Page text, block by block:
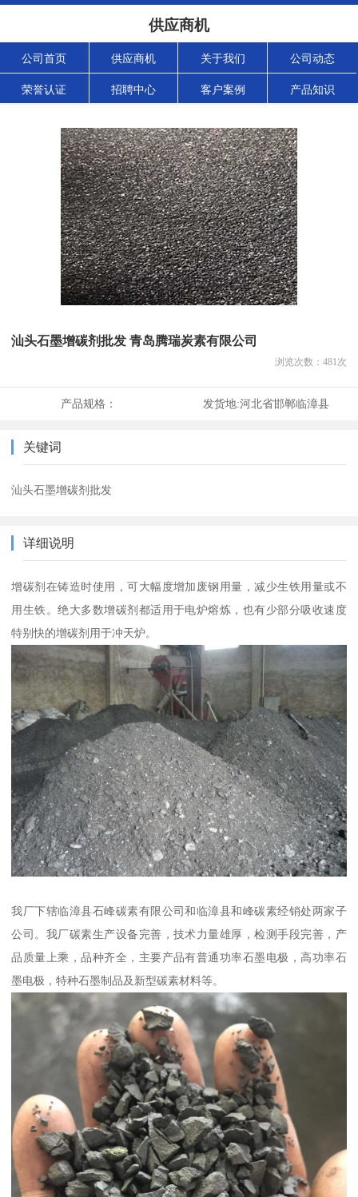
供应商机
公司首页 供应商机 关于我们 公司动态
荣誉认证 招聘中心 客户案例 产品知识
汕头石墨增碳剂批发 青岛腾瑞炭素有限公司
浏览次数： 481次
产品规格： 发货地:河北省邯郸临漳县
关键词
汕头石墨增碳剂批发
详细说明
增碳剂在铸造时使用，可大幅度增加废钢用量，减少生铁用量或不
用生铁。绝大多数增碳剂都适用于电炉熔炼，也有少部分吸收速度
特别快的增碳剂用于冲天炉。
我厂下辖临漳县石峰碳素有限公司和临漳县和峰碳素经销处两家子
公司。我厂碳素生产设备完善，技术力量雄厚，检测手段完善，产
品质量上乘，品种齐全，主要产品有普通功率石墨电极，高功率石
墨电极，特种石墨制品及新型碳素材料等。